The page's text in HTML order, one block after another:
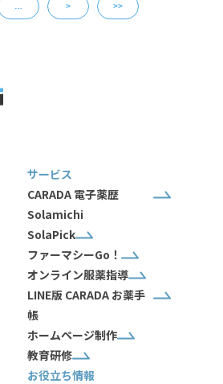
> >>
サービス
CARADA 電子薬歴
Solamichi
SolaPick
ファーマシーGo！
オンライン服薬指導
LINE版 CARADA お薬手
帳
ホームページ制作
教育研修
お役立ち情報